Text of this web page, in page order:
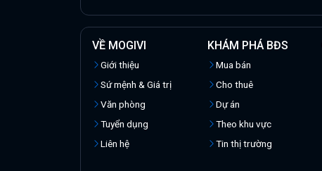
VỀ MOGIVI
Giới thiệu
Sứ mệnh & Giá trị
Văn phòng
Tuyển dụng
Liên hệ
KHÁM PHÁ BĐS
Mua bán
Cho thuê
Dự án
Theo khu vực
Tin thị trường